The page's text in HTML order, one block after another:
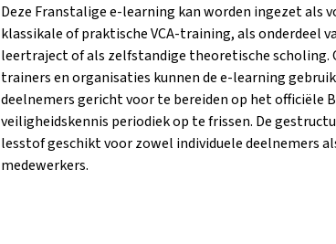
Deze Franstalige e-learning kan worden ingezet als
klassikale of praktische VCA-training, als onderdeel
leertraject of als zelfstandige theoretische
trainers en organisaties kunnen de e-learning
deelnemers gericht voor te bereiden op het officiële
veiligheidskennis periodiek op te frissen. De
lesstof geschikt voor zowel individuele deelnemers
medewerkers.